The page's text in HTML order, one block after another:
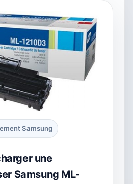
Samsung
une
Samsung ML-